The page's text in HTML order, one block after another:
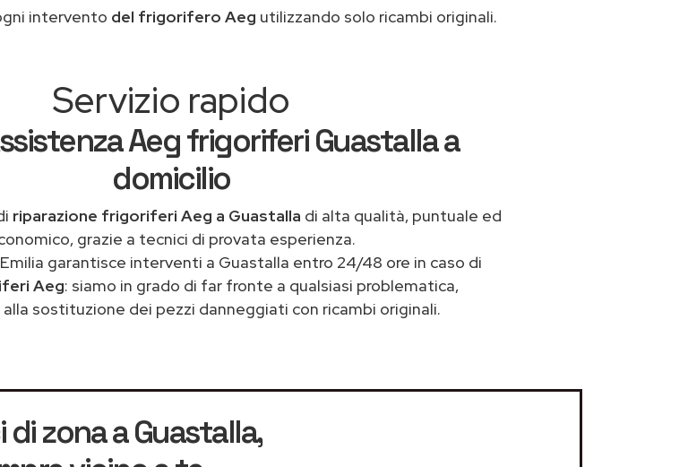
intervento del frigorifero Aeg utilizzando solo ricambi originali.
Servizio rapido
Aeg frigoriferi Guastalla a
domicilio
riparazione frigoriferi Aeg a Guastalla di alta qualità, puntuale ed
grazie a tecnici di provata esperienza.
garantisce interventi a Guastalla entro 24/48 ore in caso di
Aeg: siamo in grado di far fronte a qualsiasi problematica,
sostituzione dei pezzi danneggiati con ricambi originali.
di zona a Guastalla,